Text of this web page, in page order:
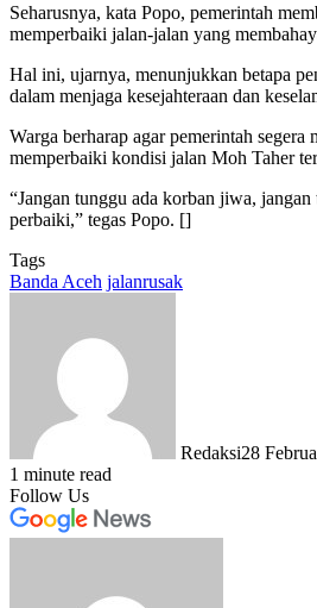
Seharusnya, kata Popo, pemerintah
memperbaiki jalan-jalan yang
Hal ini, ujarnya, menunjukkan betapa
dalam menjaga kesejahteraan dan
Warga berharap agar pemerintah
memperbaiki kondisi jalan Moh Taher
“Jangan tunggu ada korban jiwa,
perbaiki,” tegas Popo. []
Tags
Banda Aceh jalanrusak
Redaksi28
1 minute read
Follow Us